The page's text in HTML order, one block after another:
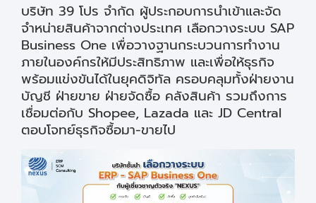
บริษัท 39 โปร จำกัด ผู้ประกอบการนำเข้าและจัด
จำหน่ายสินค้าจากต่างประเทศ เลือกวางระบบ SAP
Business One เพื่อวางฐานกระบวนการทำงาน
ภายในองค์กรให้มีประสิทธิภาพ และเพื่อให้ธุรกิจ
พร้อมแข่งขันได้ในยุคดิจิทัล ครอบคลุมทั้งฝ่ายงาน
บัญชี ฝ่ายขาย ฝ่ายจัดซื้อ คลังสินค้า รวมถึงการ
เชื่อมต่อกับ Shopee, Lazada และ JD Central
ตอบโจทย์ธุรกิจซื้อมา-ขายไป